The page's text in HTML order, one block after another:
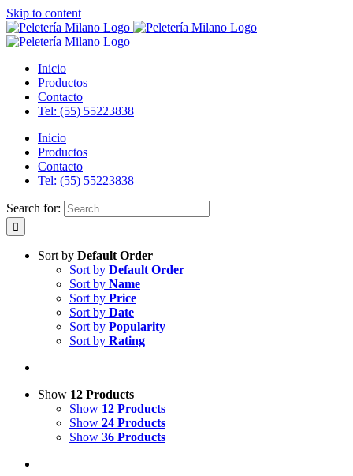
Skip to content
Inicio
Productos
Contacto
Tel: (55) 55223838
Inicio
Productos
Contacto
Tel: (55) 55223838
Search for:
Sort by Default Order
Sort by Default Order
Sort by Name
Sort by Price
Sort by Date
Sort by Popularity
Sort by Rating
Show 12 Products
Show 12 Products
Show 24 Products
Show 36 Products